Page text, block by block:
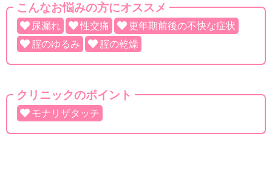
こんなお悩みの方にオススメ
尿漏れ 性交痛
更年期前後の不快な症状
腟のゆるみ
腟の乾燥
クリニックのポイント
モナリザタッチ